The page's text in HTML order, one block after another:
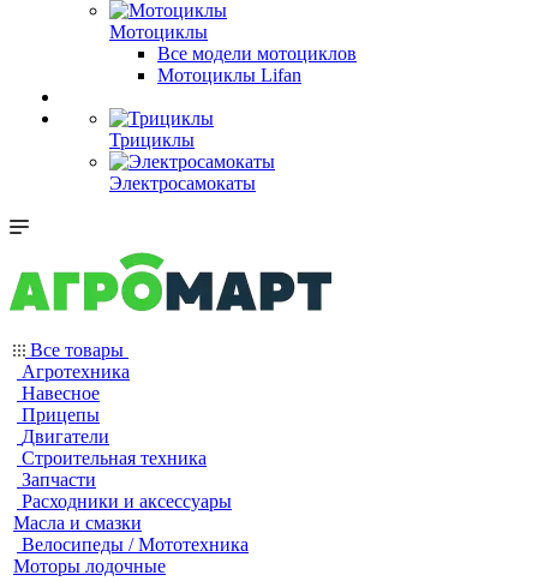
Мотоциклы
Все модели мотоциклов
Мотоциклы Lifan
Трициклы
Электросамокаты
Все товары
Агротехника
Навесное
Прицепы
Двигатели
Строительная техника
Запчасти
Расходники и аксессуары
Масла и смазки
Велосипеды / Мототехника
Моторы лодочные